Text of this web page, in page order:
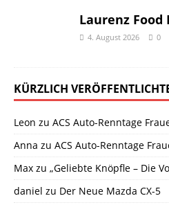
Laurenz Food
4. August 2026 0
KÜRZLICH
Leon zu ACS Auto-Renntage
Anna zu ACS Auto-Renntage
Max zu „Geliebte Knöpfle – Die
daniel zu Der Neue Mazda CX-5